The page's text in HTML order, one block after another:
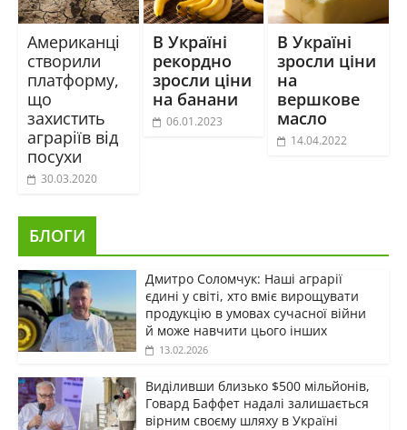
Американці
створили
платформу,
що
захистить
аграріїв від
посухи
30.03.2020
В Україні
рекордно
зросли ціни
на банани
06.01.2023
В Україні
зросли ціни
на
вершкове
масло
14.04.2022
БЛОГИ
Дмитро Соломчук: Наші аграрії
єдині у світі, хто вміє вирощувати
продукцію в умовах сучасної війни
й може навчити цього інших
13.02.2026
Виділивши близько $500 мільйонів,
Говард Баффет надалі залишається
вірним своєму шляху в Україні